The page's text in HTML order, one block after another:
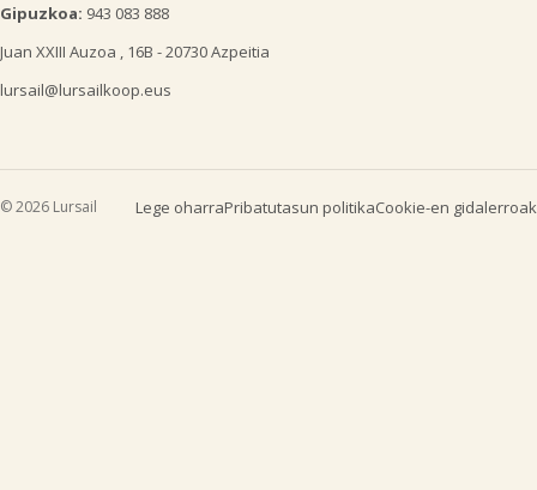
Gipuzkoa: 943 083 888
Juan XXIII Auzoa , 16B - 20730 Azpeitia
lursail@lursailkoop.eus
© 2026 Lursail Lege oharraPribatutasun politikaCookie-en gidalerroak